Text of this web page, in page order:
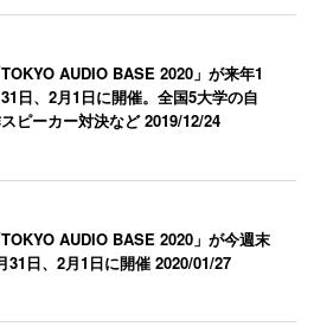
TOKYO AUDIO BASE 2020」が来年1
日、2月1日に開催。全国5大学の自
ピーカー対決など2019/12/24
TOKYO AUDIO BASE 2020」が今週末
31日、2月1日に開催2020/01/27